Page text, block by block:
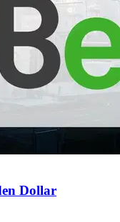
Dollar